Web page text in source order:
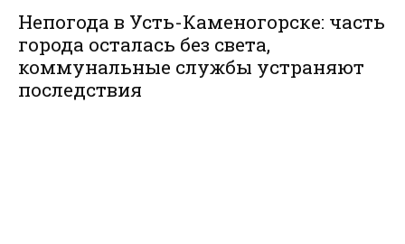
Непогода в Усть-Каменогорске: часть
города осталась без света,
коммунальные службы устраняют
последствия